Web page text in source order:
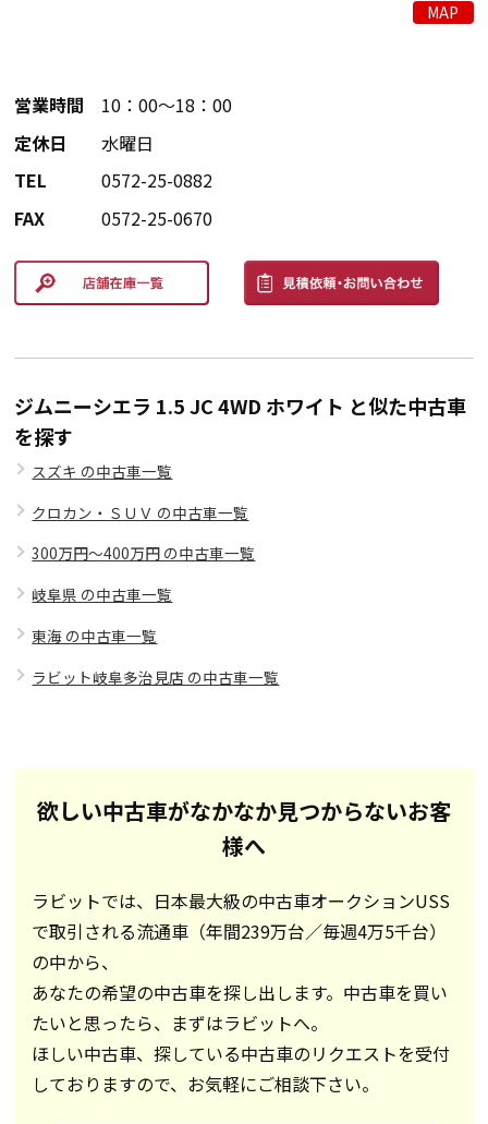
MAP
営業時間
10：00～18：00
定休日
水曜日
TEL
0572-25-0882
FAX
0572-25-0670
ジムニーシエラ 1.5 JC 4WD ホワイト と似た中古車
を探す
スズキ の中古車一覧
クロカン・ＳＵＶ の中古車一覧
300万円～400万円 の中古車一覧
岐阜県 の中古車一覧
東海 の中古車一覧
ラビット岐阜多治見店 の中古車一覧
欲しい中古車がなかなか見つからないお客
様へ
ラビットでは、日本最大級の中古車オークションUSS
で取引される流通車（年間239万台／毎週4万5千台）
の中から、
あなたの希望の中古車を探し出します。中古車を買い
たいと思ったら、まずはラビットへ。
ほしい中古車、探している中古車のリクエストを受付
しておりますので、お気軽にご相談下さい。